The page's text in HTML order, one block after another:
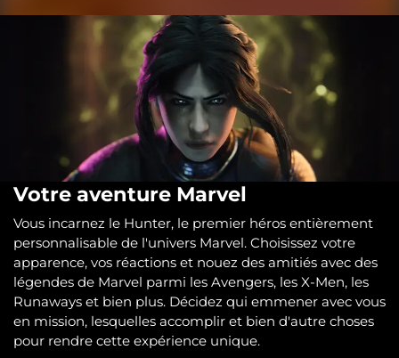
Votre aventure Marvel
Vous incarnez le Hunter, le premier héros entièrement
personnalisable de l'univers Marvel. Choisissez votre
apparence, vos réactions et nouez des amitiés avec des
légendes de Marvel parmi les Avengers, les X-Men, les
Runaways et bien plus. Décidez qui emmener avec vous
en mission, lesquelles accomplir et bien d'autre choses
pour rendre cette expérience unique.